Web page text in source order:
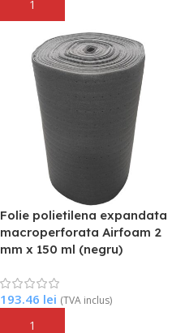
Adaugă În Coș
Folie polietilena expandata
macroperforata Airfoam 2
mm x 150 ml (negru)
193.46 lei (TVA inclus)
Adaugă În Coș